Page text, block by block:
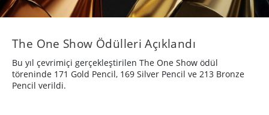
The One Show Ödülleri Açıklandı
Bu yıl çevrimiçi gerçekleştirilen The One Show ödül
töreninde 171 Gold Pencil, 169 Silver Pencil ve 213 Bronze
Pencil verildi.